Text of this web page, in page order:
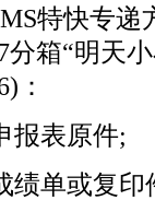
特快专
分箱“明天
：
表原件;
单或复印